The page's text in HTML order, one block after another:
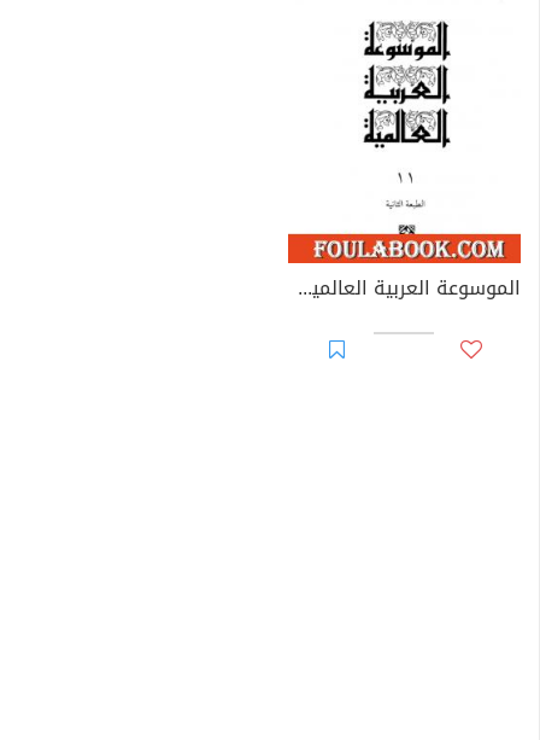
الموسوعة العربية العالمية - المجلد الحادي عشر: ر - ز